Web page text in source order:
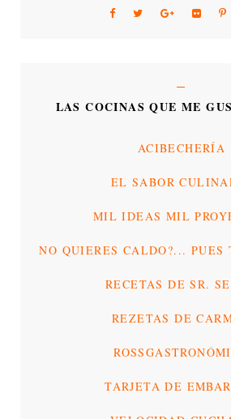
LAS COCINAS QUE ME
ACIBECHERÍA
EL SABOR
MIL IDEAS MIL
NO QUIERES CALDO?... PUES
RECETAS DE SR.
REZETAS DE
TARJETA DE